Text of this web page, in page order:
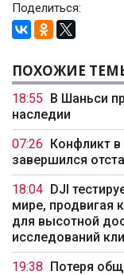
Поделиться:
ПОХОЖИЕ
18:55
В Шаньси
наследии
07:26
Конфликт
завершился
18:04
DJI
мире, продвигая
для высотной
исследований
19:38
Потеря